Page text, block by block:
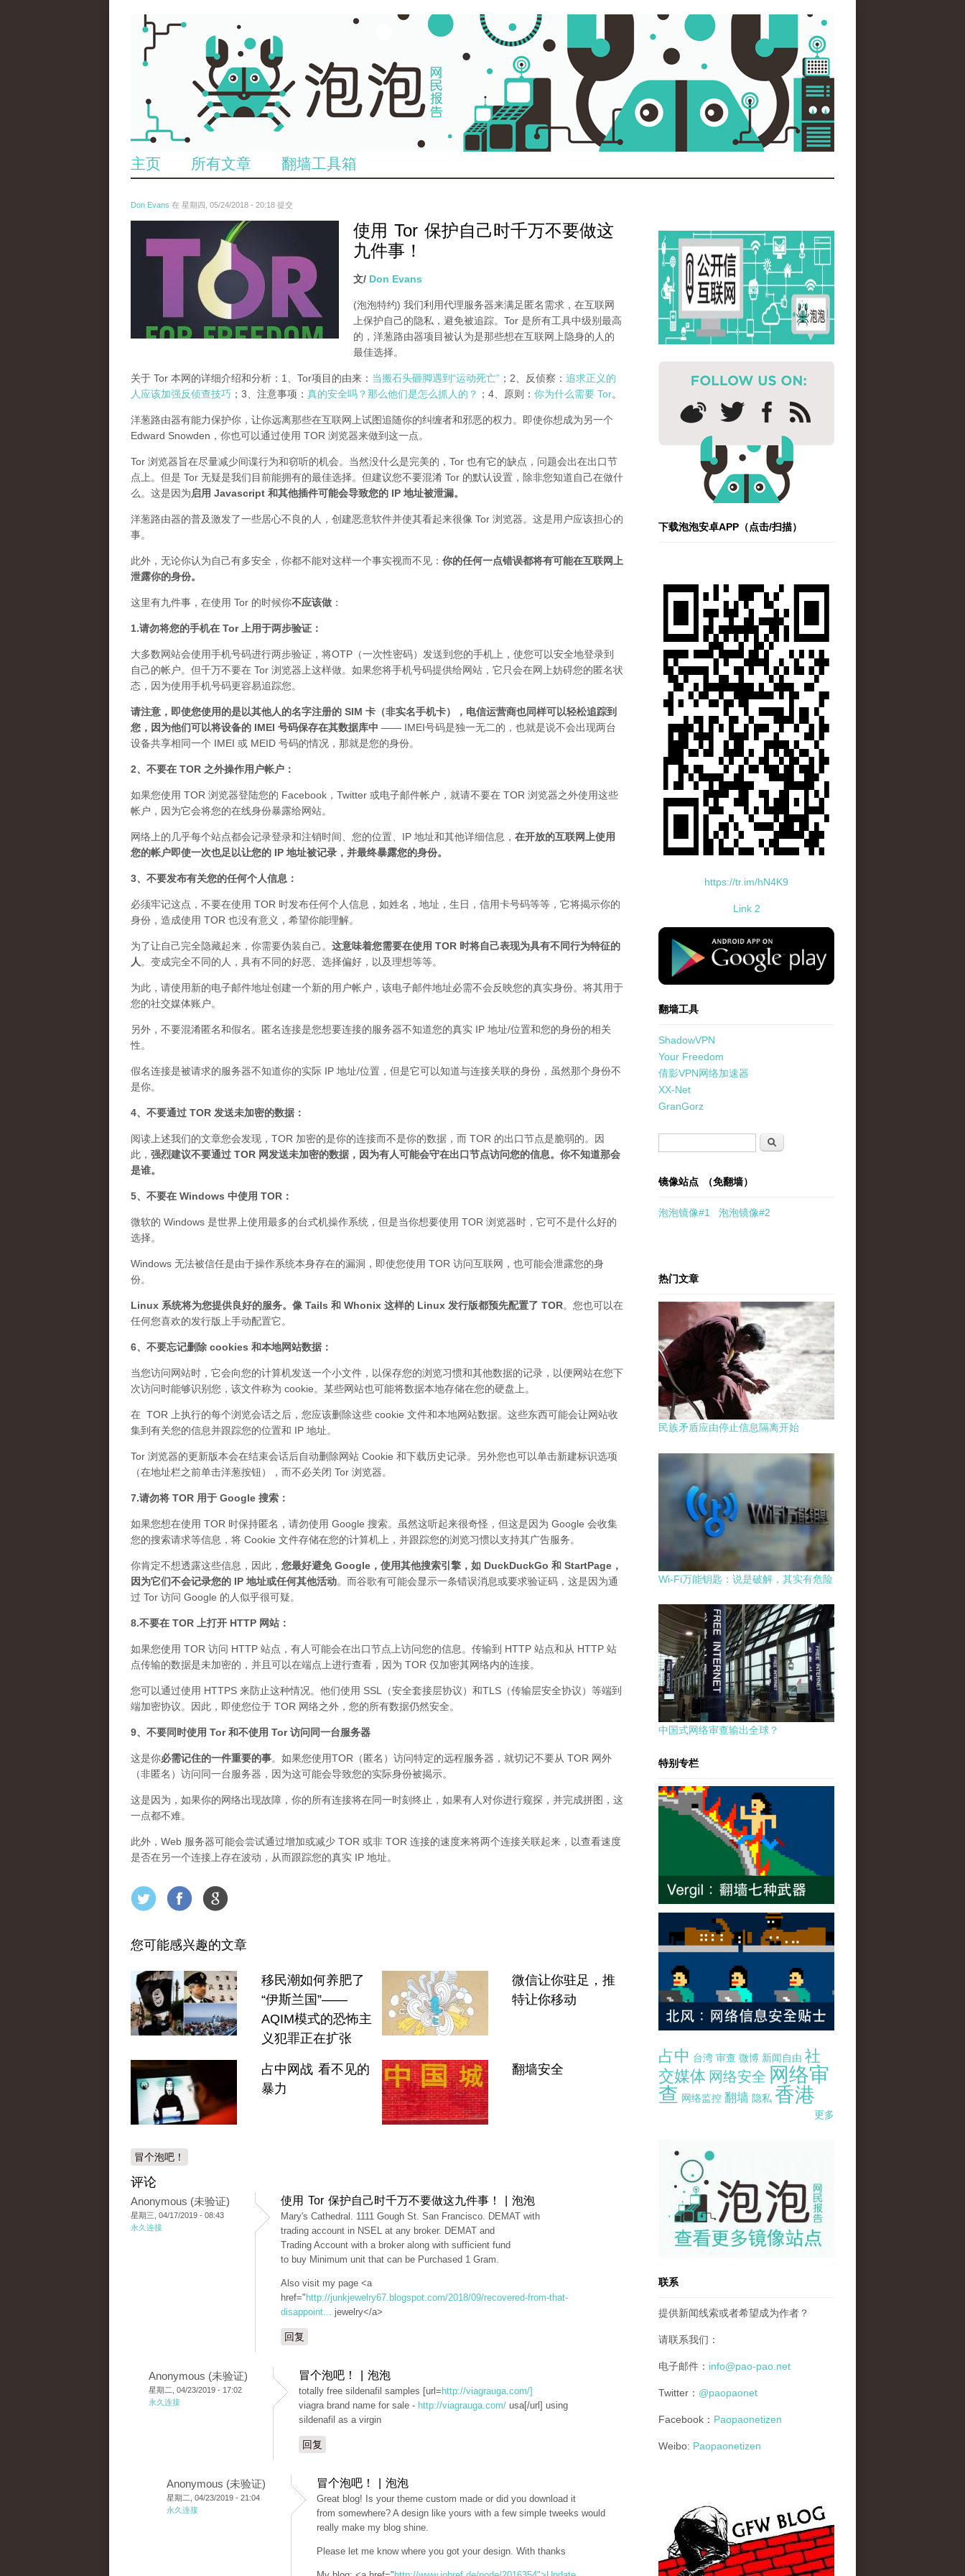
主页 所有文章 翻墙工具箱
Don Evans 在 星期四, 05/24/2018 - 20:18 提交
wechatimg1098.jpeg
使用 Tor 保护自己时千万不要做这
九件事！
文/ Don Evans
(泡泡特约) 我们利用代理服务器来满足匿名需求，在互联网
上保护自己的隐私，避免被追踪。Tor 是所有工具中级别最高
的，洋葱路由器项目被认为是那些想在互联网上隐身的人的
最佳选择。
关于 Tor 本网的详细介绍和分析：1、Tor项目的由来： 当搬石头砸脚遇到“运动死亡” ；2、反侦察： 追求正义的
人应该加强反侦查技巧 ；3、注意事项： 真的安全吗？那么他们是怎么抓人的？ ；4、原则： 你为什么需要 Tor。
洋葱路由器有能力保护你，让你远离那些在互联网上试图追随你的纠缠者和邪恶的权力。即使你想成为另一个
Edward Snowden，你也可以通过使用 TOR 浏览器来做到这一点。
Tor 浏览器旨在尽量减少间谍行为和窃听的机会。当然没什么是完美的，Tor 也有它的缺点，问题会出在出口节
点上。但是 Tor 无疑是我们目前能拥有的最佳选择。但建议您不要混淆 Tor 的默认设置，除非您知道自己在做什
么。这是因为启用 Javascript 和其他插件可能会导致您的 IP 地址被泄漏。
洋葱路由器的普及激发了一些居心不良的人，创建恶意软件并使其看起来很像 Tor 浏览器。这是用户应该担心的
事。
此外，无论你认为自己有多安全，你都不能对这样一个事实视而不见： 你的任何一点错误都将有可能在互联网上
泄露你的身份。
这里有九件事，在使用 Tor 的时候你不应该做 ：
1.请勿将您的手机在 Tor 上用于两步验证：
大多数网站会使用手机号码进行两步验证，将OTP（一次性密码）发送到您的手机上，使您可以安全地登录到
自己的帐户。但千万不要在 Tor 浏览器上这样做。如果您将手机号码提供给网站，它只会在网上妨碍您的匿名状
态，因为使用手机号码更容易追踪您。
请注意，即使您使用的是以其他人的名字注册的 SIM 卡（非实名手机卡），电信运营商也同样可以轻松追踪到
您，因为他们可以将设备的 IMEI 号码保存在其数据库中 —— IMEI号码是独一无二的，也就是说不会出现两台
设备共享相同一个 IMEI 或 MEID 号码的情况，那就是您的身份。
2、不要在 TOR 之外操作用户帐户：
如果您使用 TOR 浏览器登陆您的 Facebook，Twitter 或电子邮件帐户，就请不要在 TOR 浏览器之外使用这些
帐户，因为它会将您的在线身份暴露给网站。
网络上的几乎每个站点都会记录登录和注销时间、您的位置、IP 地址和其他详细信息， 在开放的互联网上使用
您的帐户即使一次也足以让您的 IP 地址被记录，并最终暴露您的身份。
3、不要发布有关您的任何个人信息：
必须牢记这点，不要在使用 TOR 时发布任何个人信息，如姓名，地址，生日，信用卡号码等等，它将揭示你的
身份，造成使用 TOR 也没有意义，希望你能理解。
为了让自己完全隐藏起来，你需要伪装自己。 这意味着您需要在使用 TOR 时将自己表现为具有不同行为特征的
人 。 变成完全不同的人，具有不同的好恶、选择偏好，以及理想等等。
为此，请使用新的电子邮件地址创建一个新的用户帐户，该电子邮件地址必需不会反映您的真实身份。将其用于
您的社交媒体账户。
另外，不要混淆匿名和假名。匿名连接是您想要连接的服务器不知道您的真实 IP 地址/位置和您的身份的相关
性。
假名连接是被请求的服务器不知道你的实际 IP 地址/位置，但是它可以知道与连接关联的身份，虽然那个身份不
是你。
4、不要通过 TOR 发送未加密的数据：
阅读上述我们的文章您会发现，TOR 加密的是你的连接而不是你的数据，而 TOR 的出口节点是脆弱的。因
此， 强烈建议不要通过 TOR 网发送未加密的数据，因为有人可能会守在出口节点访问您的信息。你不知道那会
是谁。
5、不要在 Windows 中使用 TOR：
微软的 Windows 是世界上使用最多的台式机操作系统，但是当你想要使用 TOR 浏览器时，它可不是什么好的
选择。
Windows 无法被信任是由于操作系统本身存在的漏洞，即使您使用 TOR 访问互联网，也可能会泄露您的身
份。
Linux 系统将为您提供良好的服务。像 Tails 和 Whonix 这样的 Linux 发行版都预先配置了 TOR。您也可以在
任何您喜欢的发行版上手动配置它。
6、不要忘记删除 cookies 和本地网站数据：
当您访问网站时，它会向您的计算机发送一个小文件，以保存您的浏览习惯和其他数据的记录，以便网站在您下
次访问时能够识别您，该文件称为 cookie。某些网站也可能将数据本地存储在您的硬盘上。
在 TOR 上执行的每个浏览会话之后，您应该删除这些 cookie 文件和本地网站数据。这些东西可能会让网站收
集到有关您的信息并跟踪您的位置和 IP 地址。
Tor 浏览器的更新版本会在结束会话后自动删除网站 Cookie 和下载历史记录。另外您也可以单击新建标识选项
（在地址栏之前单击洋葱按钮），而不必关闭 Tor 浏览器。
7.请勿将 TOR 用于 Google 搜索：
如果您想在使用 TOR 时保持匿名，请勿使用 Google 搜索。虽然这听起来很奇怪，但这是因为 Google 会收集
您的搜索请求等信息，将 Cookie 文件存储在您的计算机上，并跟踪您的浏览习惯以支持其广告服务。
你肯定不想透露这些信息，因此， 您最好避免 Google，使用其他搜索引擎，如 DuckDuckGo 和 StartPage，
因为它们不会记录您的 IP 地址或任何其他活动。而谷歌有可能会显示一条错误消息或要求验证码，这是因为通
过 Tor 访问 Google 的人似乎很可疑。
8.不要在 TOR 上打开 HTTP 网站：
如果您使用 TOR 访问 HTTP 站点，有人可能会在出口节点上访问您的信息。传输到 HTTP 站点和从 HTTP 站
点传输的数据是未加密的，并且可以在端点上进行查看，因为 TOR 仅加密其网络内的连接。
您可以通过使用 HTTPS 来防止这种情况。他们使用 SSL（安全套接层协议）和TLS（传输层安全协议）等端到
端加密协议。因此，即使您位于 TOR 网络之外，您的所有数据仍然安全。
9、不要同时使用 Tor 和不使用 Tor 访问同一台服务器
这是你必需记住的一件重要的事。如果您使用TOR（匿名）访问特定的远程服务器，就切记不要从 TOR 网外
（非匿名）访问同一台服务器，因为这可能会导致您的实际身份被揭示。
这是因为，如果你的网络出现故障，你的所有连接将在同一时刻终止，如果有人对你进行窥探，并完成拼图，这
一点都不难。
此外，Web 服务器可能会尝试通过增加或减少 TOR 或非 TOR 连接的速度来将两个连接关联起来，以查看速度
是否在另一个连接上存在波动，从而跟踪您的真实 IP 地址。
您可能感兴趣的文章
移民潮如何养肥了
“伊斯兰国”——
AQIM模式的恐怖主
义犯罪正在扩张
微信让你驻足，推
特让你移动
占中网战 看不见的
暴力
翻墙安全
冒个泡吧！
评论
Anonymous (未验证)
星期三, 04/17/2019 - 08:43
永久连接
使用 Tor 保护自己时千万不要做这九件事！ | 泡泡
Mary's Cathedral. 1111 Gough St. San Francisco. DEMAT with
trading account in NSEL at any broker. DEMAT and
Trading Account with a broker along with sufficient fund
to buy Minimum unit that can be Purchased 1 Gram.
Also visit my page <a
href=" http://junkjewelry67.blogspot.com/2018/09/recovered-from-that-
disappoint... jewelry</a>
回复
Anonymous (未验证)
星期二, 04/23/2019 - 17:02
永久连接
冒个泡吧！ | 泡泡
totally free sildenafil samples [url= http://viagrauga.com/]
viagra brand name for sale - http://viagrauga.com/ usa[/url] using
sildenafil as a virgin
回复
Anonymous (未验证)
星期二, 04/23/2019 - 21:04
永久连接
冒个泡吧！ | 泡泡
Great blog! Is your theme custom made or did you download it
from somewhere? A design like yours with a few simple tweeks would
really make my blog shine.
Please let me know where you got your design. With thanks
下载泡泡安卓APP（点击/扫描）
https://tr.im/hN4K9
Link 2
standard-icon-googleplay-app-store.png
翻墙工具
ShadowVPN
Your Freedom
倩影VPN网络加速器
XX-Net
GranGorz
搜索
镜像站点 （免翻墙）
泡泡镜像#1 泡泡镜像#2
热门文章
民族矛盾应由停止信息隔离开始
Wi-Fi万能钥匙：说是破解，其实有危险
中国式网络审查输出全球？
特别专栏
占中 台湾 审查 微博 新闻自由 社
交媒体 网络安全 网络审
查 网络监控 翻墙 隐私 香港
更多
pao-pao-banner-mirror-site-120814.jpg
联系
提供新闻线索或者希望成为作者？
请联系我们：
电子邮件： info@pao-pao.net
Twitter： @paopaonet
Facebook： Paopaonetizen
Weibo: Paopaonetizen
gfw_blog_small.jpg